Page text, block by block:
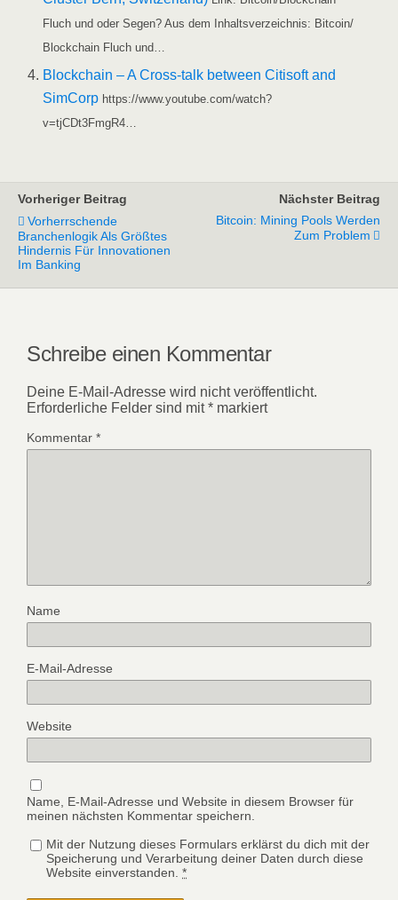
Fluch und oder Segen? Aus dem Inhalts­ver­zeich­nis: Bitcoin/​​
Blockchain Fluch und…
Block­chain – A Cross-talk bet­ween Citi­s­oft and
Sim­Corp https://www.youtube.com/watch?
v=tjCDt3FmgR4…
Vorheriger Beitrag
Vorherrschende
Branchenlogik Als Größtes
Hindernis Für Innovationen
Im Banking
Nächster Beitrag
Bitcoin: Mining Pools Werden
Zum Problem
Schreibe einen Kommentar
Deine E-Mail-Adresse wird nicht veröffentlicht.
Erforderliche Felder sind mit* markiert
Kommentar *
Name
E-Mail-Adresse
Website
Name, E-Mail-Adresse und Website in diesem Browser für
meinen nächsten Kommentar speichern.
Mit der Nutzung dieses Formulars erklärst du dich mit der
Speicherung und Verarbeitung deiner Daten durch diese
Website einverstanden. *